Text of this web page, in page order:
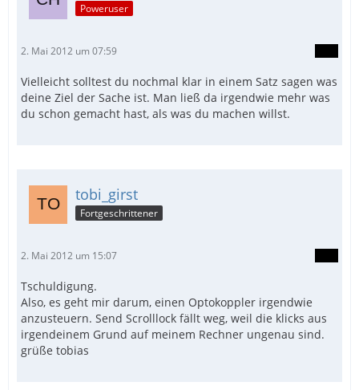
Poweruser
2. Mai 2012 um 07:59
Vielleicht solltest du nochmal klar in einem Satz sagen was
deine Ziel der Sache ist. Man ließ da irgendwie mehr was
du schon gemacht hast, als was du machen willst.
tobi_girst
Fortgeschrittener
2. Mai 2012 um 15:07
Tschuldigung.
Also, es geht mir darum, einen Optokoppler irgendwie
anzusteuern. Send Scrolllock fällt weg, weil die klicks aus
irgendeinem Grund auf meinem Rechner ungenau sind.
grüße tobias